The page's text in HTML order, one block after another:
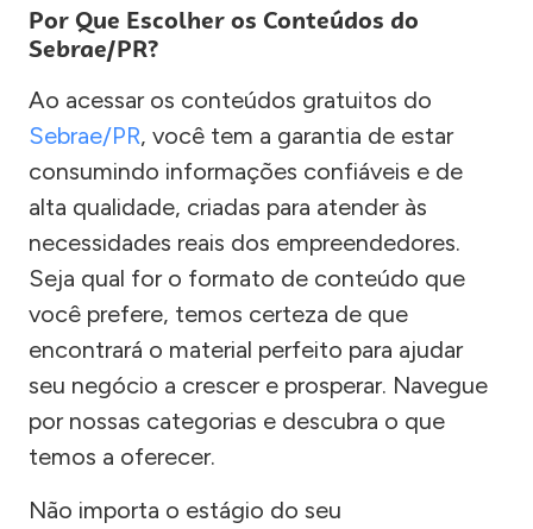
Por Que Escolher os Conteúdos do
Sebrae/PR?
Ao acessar os conteúdos gratuitos do
Sebrae/PR, você tem a garantia de estar
consumindo informações confiáveis e de
alta qualidade, criadas para atender às
necessidades reais dos empreendedores.
Seja qual for o formato de conteúdo que
você prefere, temos certeza de que
encontrará o material perfeito para ajudar
seu negócio a crescer e prosperar. Navegue
por nossas categorias e descubra o que
temos a oferecer.
Não importa o estágio do seu